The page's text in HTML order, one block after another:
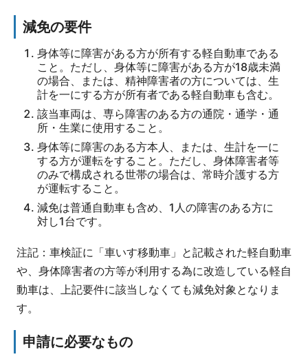
減免の要件
身体等に障害がある方が所有する軽自動車である
こと。ただし、身体等に障害がある方が18歳未満
の場合、または、精神障害者の方については、生
計を一にする方が所有者である軽自動車も含む。
該当車両は、専ら障害のある方の通院・通学・通
所・生業に使用すること。
身体等に障害のある方本人、または、生計を一に
する方が運転をすること。ただし、身体障害者等
のみで構成される世帯の場合は、常時介護する方
が運転すること。
減免は普通自動車も含め、1人の障害のある方に
対し1台です。
注記：車検証に「車いす移動車」と記載された軽自動車
や、身体障害者の方等が利用する為に改造している軽自
動車は、上記要件に該当しなくても減免対象となりま
す。
申請に必要なもの